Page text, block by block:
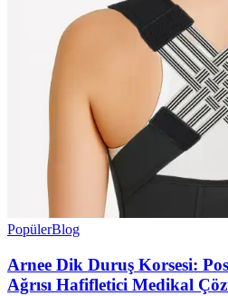
PopülerBlog
Arnee Dik Duruş Korsesi:
Ağrısı Hafifletici Medikal